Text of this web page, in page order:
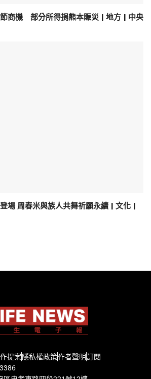
商機 部分所得捐熊本賑災 | 地方 | 中央
場 周春米與族人共舞祈願永續 | 文化 |
提案隱私權政策作者聲明訂閱